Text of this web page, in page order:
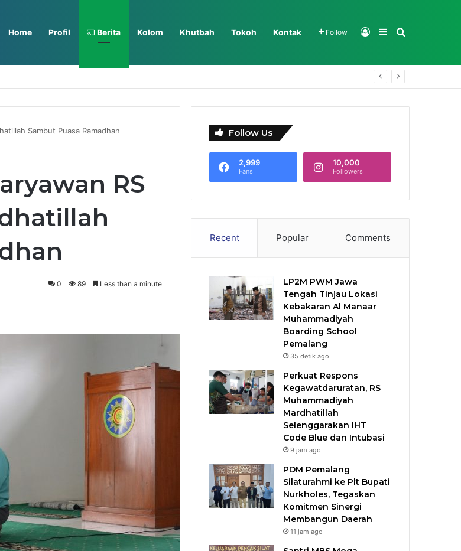
Home Profil Berita Kolom Khutbah Tokoh Kontak Follow Log InSidebarSearch for
Selenggarakan IHT Code Blue dan Intubasi
Sambut Puasa Ramadhan
RS
0 89 Less than a minute
Follow Us
2,999
Fans
10,000
Followers
Recent Popular Comments
LP2M PWM Jawa
Tengah Tinjau Lokasi
Kebakaran Al Manaar
Muhammadiyah
Boarding School
Pemalang
35 detik ago
Perkuat Respons
Kegawatdaruratan, RS
Muhammadiyah
Mardhatillah
Selenggarakan IHT
Code Blue dan Intubasi
9 jam ago
PDM Pemalang
Silaturahmi ke Plt Bupati
Nurkholes, Tegaskan
Komitmen Sinergi
Membangun Daerah
11 jam ago